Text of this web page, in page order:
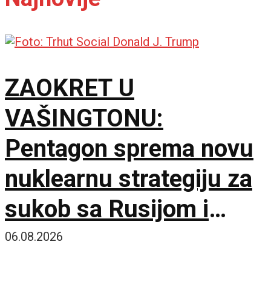
ZAOKRET U
VAŠINGTONU:
Pentagon sprema novu
nuklearnu strategiju za
sukob sa Rusijom i
Kinom
06.08.2026